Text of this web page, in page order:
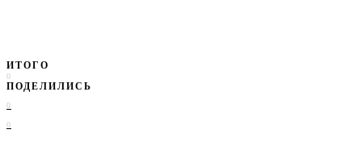
ИТОГО
0
ПОДЕЛИЛИСЬ
0
0